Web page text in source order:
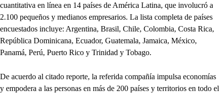
cuantitativa en línea en 14 países de América Latina, que involucró a
2.100 pequeños y medianos empresarios. La lista completa de países
encuestados incluye: Argentina, Brasil, Chile, Colombia, Costa Rica,
República Dominicana, Ecuador, Guatemala, Jamaica, México,
Panamá, Perú, Puerto Rico y Trinidad y Tobago.
De acuerdo al citado reporte, la referida compañía impulsa economías
y empodera a las personas en más de 200 países y territorios en todo el